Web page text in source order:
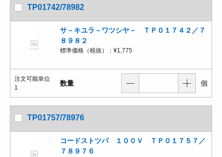
TP01742/78982
サ－キユラ－ワツシヤ－ ＴＰ０１７４２／７
８９８２
標準価格（税抜）： ¥1,775
注文可能単位
1
数量 個
TP01757/78976
コードストツパ １００Ｖ ＴＰ０１７５７／
７８９７６